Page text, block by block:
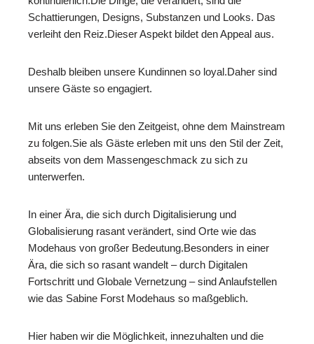
Schattierungen, Designs, Substanzen und Looks. Das
verleiht den Reiz.Dieser Aspekt bildet den Appeal aus.
Deshalb bleiben unsere Kundinnen so loyal.Daher sind
unsere Gäste so engagiert.
Mit uns erleben Sie den Zeitgeist, ohne dem Mainstream
zu folgen.Sie als Gäste erleben mit uns den Stil der Zeit,
abseits von dem Massengeschmack zu sich zu
unterwerfen.
In einer Ära, die sich durch Digitalisierung und
Globalisierung rasant verändert, sind Orte wie das
Modehaus von großer Bedeutung.Besonders in einer
Ära, die sich so rasant wandelt – durch Digitalen
Fortschritt und Globale Vernetzung – sind Anlaufstellen
wie das Sabine Forst Modehaus so maßgeblich.
Hier haben wir die Möglichkeit, innezuhalten und die